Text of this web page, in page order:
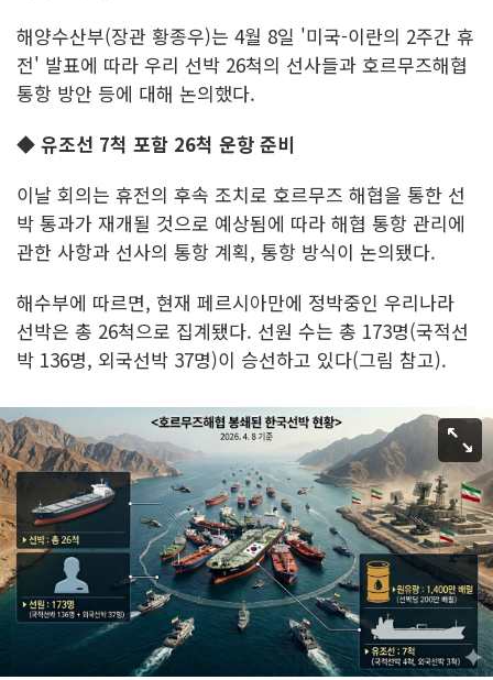
해양수산부(장관 황종우)는 4월 8일 '미국-이란의 2주간 휴
전' 발표에 따라 우리 선박 26척의 선사들과 호르무즈해협
통항 방안 등에 대해 논의했다.
◆ 유조선 7척 포함 26척 운항 준비
이날 회의는 휴전의 후속 조치로 호르무즈 해협을 통한 선
박 통과가 재개될 것으로 예상됨에 따라 해협 통항 관리에
관한 사항과 선사의 통항 계획, 통항 방식이 논의됐다.
해수부에 따르면, 현재 페르시아만에 정박중인 우리나라
선박은 총 26척으로 집계됐다. 선원 수는 총 173명(국적선
박 136명, 외국선박 37명)이 승선하고 있다(그림 참고).